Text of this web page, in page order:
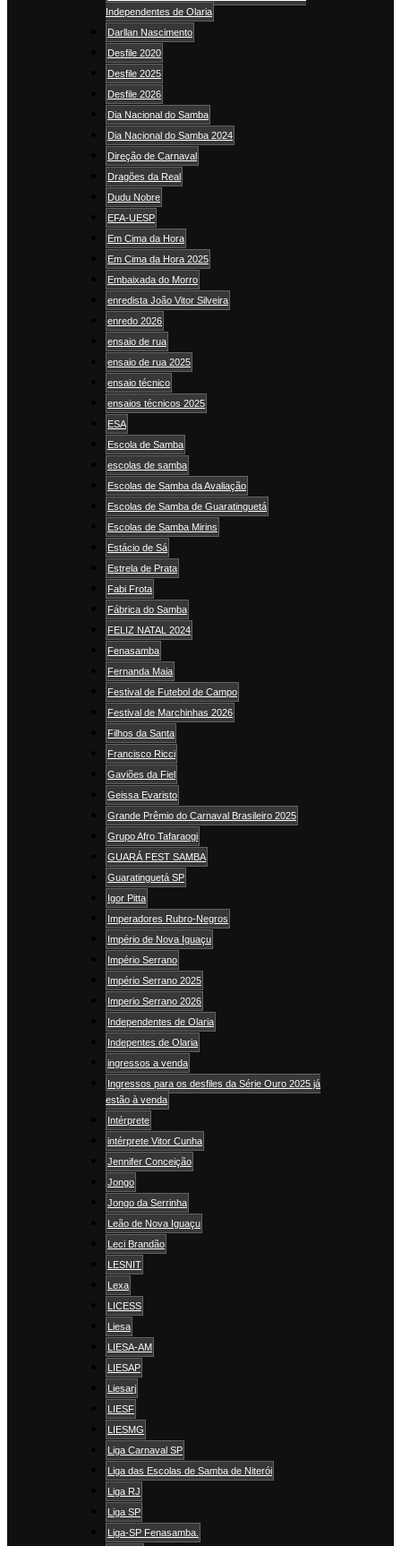
Independentes de Olaria
Darllan Nascimento
Desfile 2020
Desfile 2025
Desfile 2026
Dia Nacional do Samba
Dia Nacional do Samba 2024
Direção de Carnaval
Dragões da Real
Dudu Nobre
EFA-UESP
Em Cima da Hora
Em Cima da Hora 2025
Embaixada do Morro
enredista João Vitor Silveira
enredo 2026
ensaio de rua
ensaio de rua 2025
ensaio técnico
ensaios técnicos 2025
ESA
Escola de Samba
escolas de samba
Escolas de Samba da Avaliação
Escolas de Samba de Guaratinguetá
Escolas de Samba Mirins
Estácio de Sá
Estrela de Prata
Fabi Frota
Fábrica do Samba
FELIZ NATAL 2024
Fenasamba
Fernanda Maia
Festival de Futebol de Campo
Festival de Marchinhas 2026
Filhos da Santa
Francisco Ricci
Gaviões da Fiel
Geissa Evaristo
Grande Prêmio do Carnaval Brasileiro 2025
Grupo Afro Tafaraogi
GUARÁ FEST SAMBA
Guaratinguetá SP
Igor Pitta
Imperadores Rubro-Negros
Império de Nova Iguaçu
Império Serrano
Império Serrano 2025
Imperio Serrano 2026
Independentes de Olaria
Indepentes de Olaria
ingressos a venda
Ingressos para os desfiles da Série Ouro 2025 já
estão à venda
Intérprete
intérprete Vitor Cunha
Jennifer Conceição
Jongo
Jongo da Serrinha
Leão de Nova Iguaçu
Leci Brandão
LESNIT
Lexa
LICESS
Liesa
LIESA-AM
LIESAP
Liesarj
LIESF
LIESMG
Liga Carnaval SP
Liga das Escolas de Samba de Niterói
Liga RJ
Liga SP
Liga-SP Fenasamba.